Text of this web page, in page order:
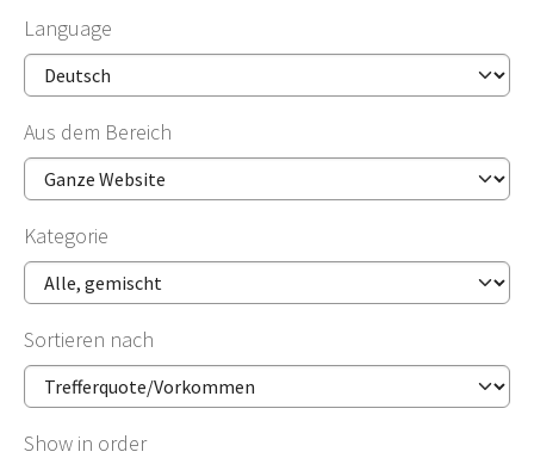
Language
Aus dem Bereich
Kategorie
Sortieren nach
Show in order